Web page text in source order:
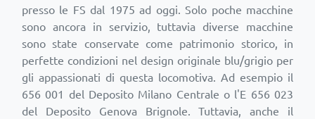
presso le FS dal 1975 ad oggi. Solo poche macchine
sono ancora in servizio, tuttavia diverse macchine
sono state conservate come patrimonio storico, in
perfette condizioni nel design originale blu/grigio per
gli appassionati di questa locomotiva. Ad esempio il
656 001 del Deposito Milano Centrale o l'E 656 023
del Deposito Genova Brignole. Tuttavia, anche il